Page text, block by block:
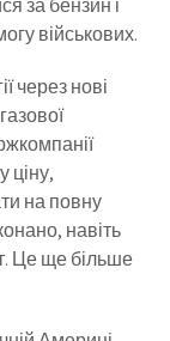
за бензин і
військових.
через нові
ціну,
на повну
навіть
Це ще більше